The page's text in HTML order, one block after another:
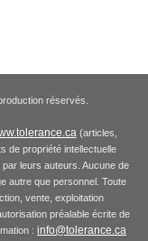
réservés.
(articles,
de propriété intellectuelle
leurs auteurs. Aucune de
autre que personnel. Toute
vente, exploitation
préalable écrite de
: info@tolerance.ca